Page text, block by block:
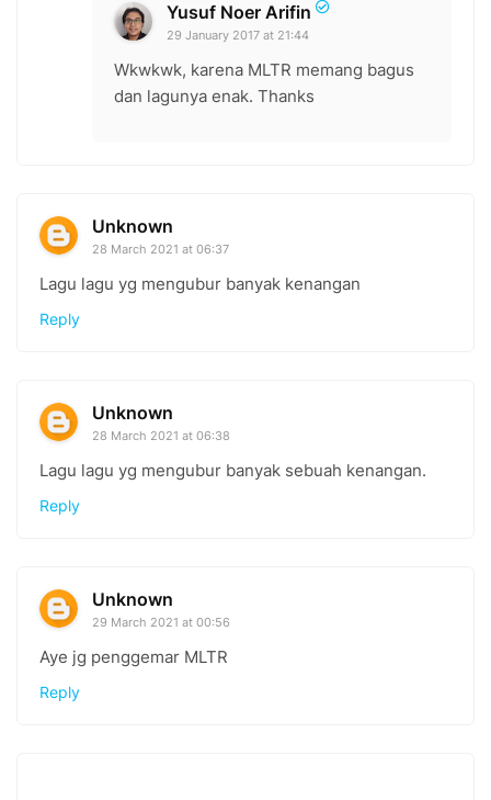
Yusuf Noer Arifin
29 January 2017 at 21:44
Wkwkwk, karena MLTR memang bagus
dan lagunya enak. Thanks
Unknown
28 March 2021 at 06:37
Lagu lagu yg mengubur banyak kenangan
Reply
Unknown
28 March 2021 at 06:38
Lagu lagu yg mengubur banyak sebuah kenangan.
Reply
Unknown
29 March 2021 at 00:56
Aye jg penggemar MLTR
Reply